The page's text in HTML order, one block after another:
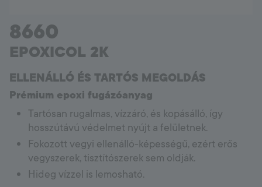
8660
EPOXICOL 2K
ELLENÁLLÓ ÉS TARTÓS MEGOLDÁS
Prémium epoxi fugázóanyag
Tartósan rugalmas, vízzáró, és kopásálló, így
hosszútávú védelmet nyújt a felületnek.
Fokozott vegyi ellenálló-képességű, ezért erős
vegyszerek, tisztítószerek sem oldják.
Hideg vízzel is lemosható.